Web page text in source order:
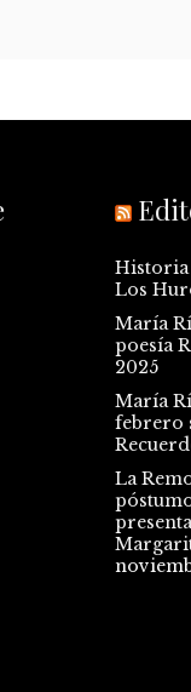
Historia
Los
María
poesía
2025
María
febrero
La